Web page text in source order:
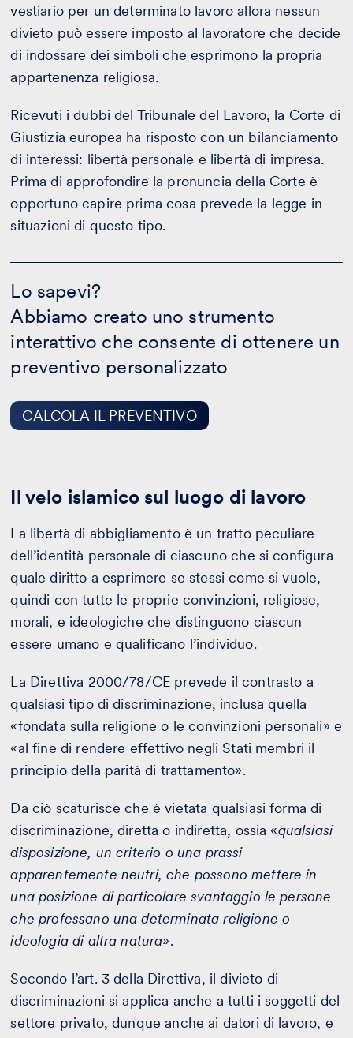
vestiario per un determinato lavoro allora nessun
divieto può essere imposto al lavoratore che decide
di indossare dei simboli che esprimono la propria
appartenenza religiosa.
Ricevuti i dubbi del Tribunale del Lavoro, la Corte di
Giustizia europea ha risposto con un bilanciamento
di interessi: libertà personale e libertà di impresa.
Prima di approfondire la pronuncia della Corte è
opportuno capire prima cosa prevede la legge in
situazioni di questo tipo.
Lo sapevi?
Abbiamo creato uno strumento
interattivo che consente di ottenere un
preventivo personalizzato
CALCOLA IL PREVENTIVO
sapevi?
-
CALCOLA
PREVENTIVO
Il velo islamico sul luogo di lavoro
La libertà di abbigliamento è un tratto peculiare
dell’identità personale di ciascuno che si configura
quale diritto a esprimere se stessi come si vuole,
quindi con tutte le proprie convinzioni, religiose,
morali, e ideologiche che distinguono ciascun
essere umano e qualificano l’individuo.
La Direttiva 2000/78/CE prevede il contrasto a
qualsiasi tipo di discriminazione, inclusa quella
«fondata sulla religione o le convinzioni personali» e
«al fine di rendere effettivo negli Stati membri il
principio della parità di trattamento».
Da ciò scaturisce che è vietata qualsiasi forma di
discriminazione, diretta o indiretta, ossia «qualsiasi
disposizione, un criterio o una prassi
apparentemente neutri, che possono mettere in
una posizione di particolare svantaggio le persone
che professano una determinata religione o
ideologia di altra natura».
Secondo l’art. 3 della Direttiva, il divieto di
discriminazioni si applica anche a tutti i soggetti del
settore privato, dunque anche ai datori di lavoro, e